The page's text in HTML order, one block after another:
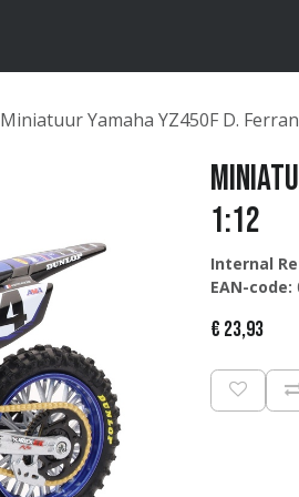
Miniatuur Yamaha YZ450F D.
1:12
Internal
EAN-code:
€ 23,93